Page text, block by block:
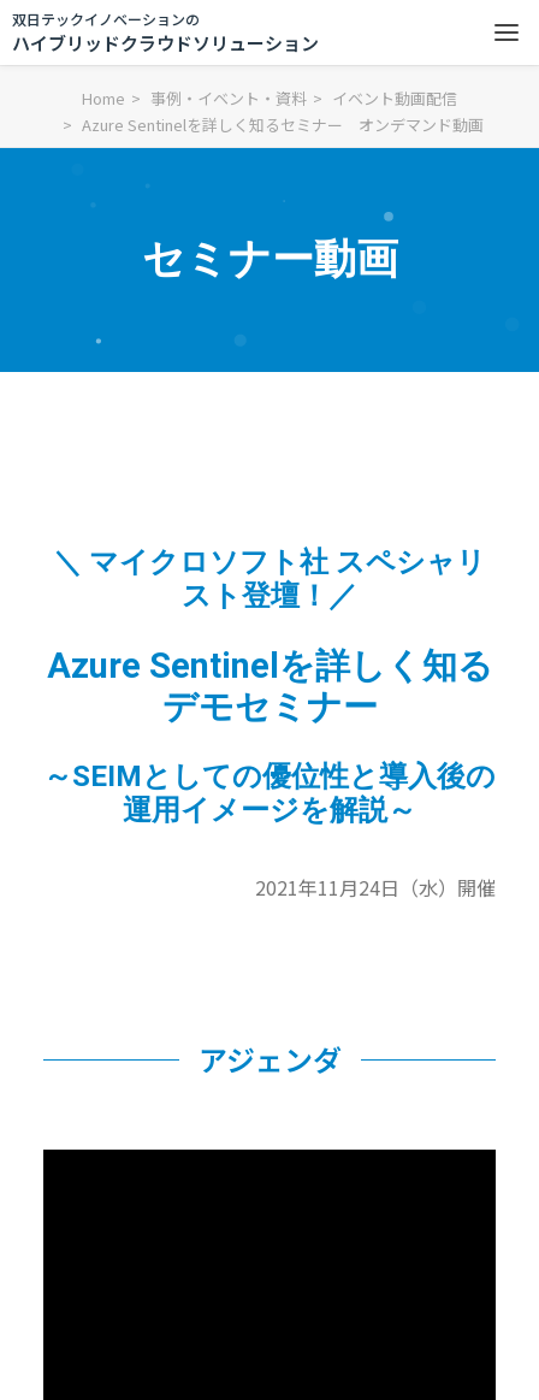
双日テックイノベーションの
ハイブリッドクラウドソリューション
Home 事例・イベント・資料
イベント動画配信
Azure Sentinelを詳しく知るセミナー オンデマンド動画
セミナー動画
＼ マイクロソフト社 スペシャリ
スト登壇！／
Azure Sentinelを詳しく知る
デモセミナー
～SEIMとしての優位性と導入後の
運用イメージを解説～
2021年11月24日（水）開催
アジェンダ